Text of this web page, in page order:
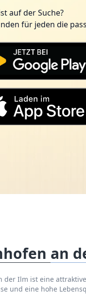
auf der Suche?
für jeden die
an
der Ilm ist eine
und eine hohe